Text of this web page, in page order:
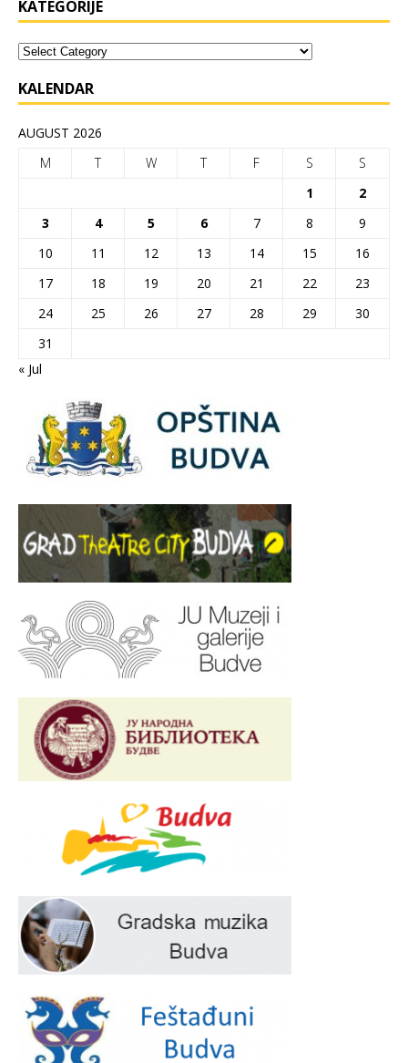
KATEGORIJE
KALENDAR
AUGUST 2026
M
T W T F S
S
1
2
3
4 5 6 7 8
9
10
11 12 13 14 15
16
17
18 19 20 21 22
23
24
25 26 27 28 29
30
31
« Jul